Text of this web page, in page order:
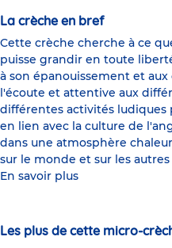
La crèche en bref
Cette crèche cherche à ce
puisse grandir en toute
à son épanouissement et
l'écoute et attentive aux
différentes activités
en lien avec la culture de
dans une atmosphère
sur le monde et sur les
En savoir plus
Les plus de cette micro-